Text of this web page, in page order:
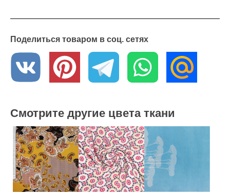
Поделиться товаром в соц. сетях
Смотрите другие цвета ткани